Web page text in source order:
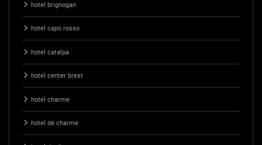
hotel brignogan
hotel capo rosso
hotel catalpa
hotel center brest
hotel charme
hotel de charme